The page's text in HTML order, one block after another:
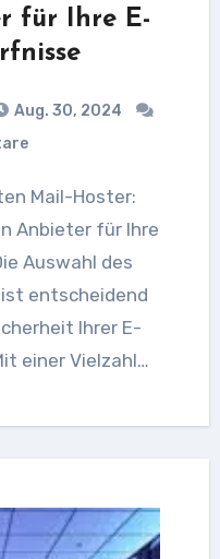
für Ihre E-
Aug. 30, 2024
Anbieter für Ihre
Auswahl des
entscheidend
Ihrer E-
einer Vielzahl…